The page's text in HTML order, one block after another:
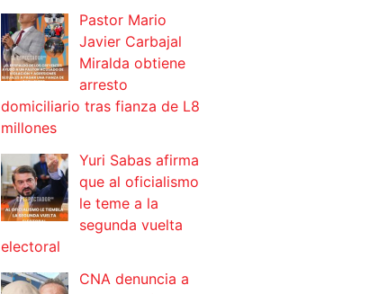
Pastor Mario
Javier Carbajal
Miralda obtiene
arresto
domiciliario tras fianza de L8
millones
Yuri Sabas afirma
que al oficialismo
le teme a la
segunda vuelta
electoral
CNA denuncia a